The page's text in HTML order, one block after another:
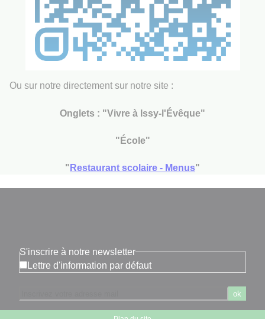
Ou sur notre directement sur notre site :
Onglets : "Vivre à Issy-l'Évêque"
"École"
" Restaurant scolaire - Menus"
S'inscrire à notre newsletter
Lettre d'information par défaut
ok